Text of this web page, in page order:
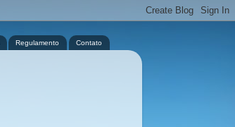
Regulamento Contato